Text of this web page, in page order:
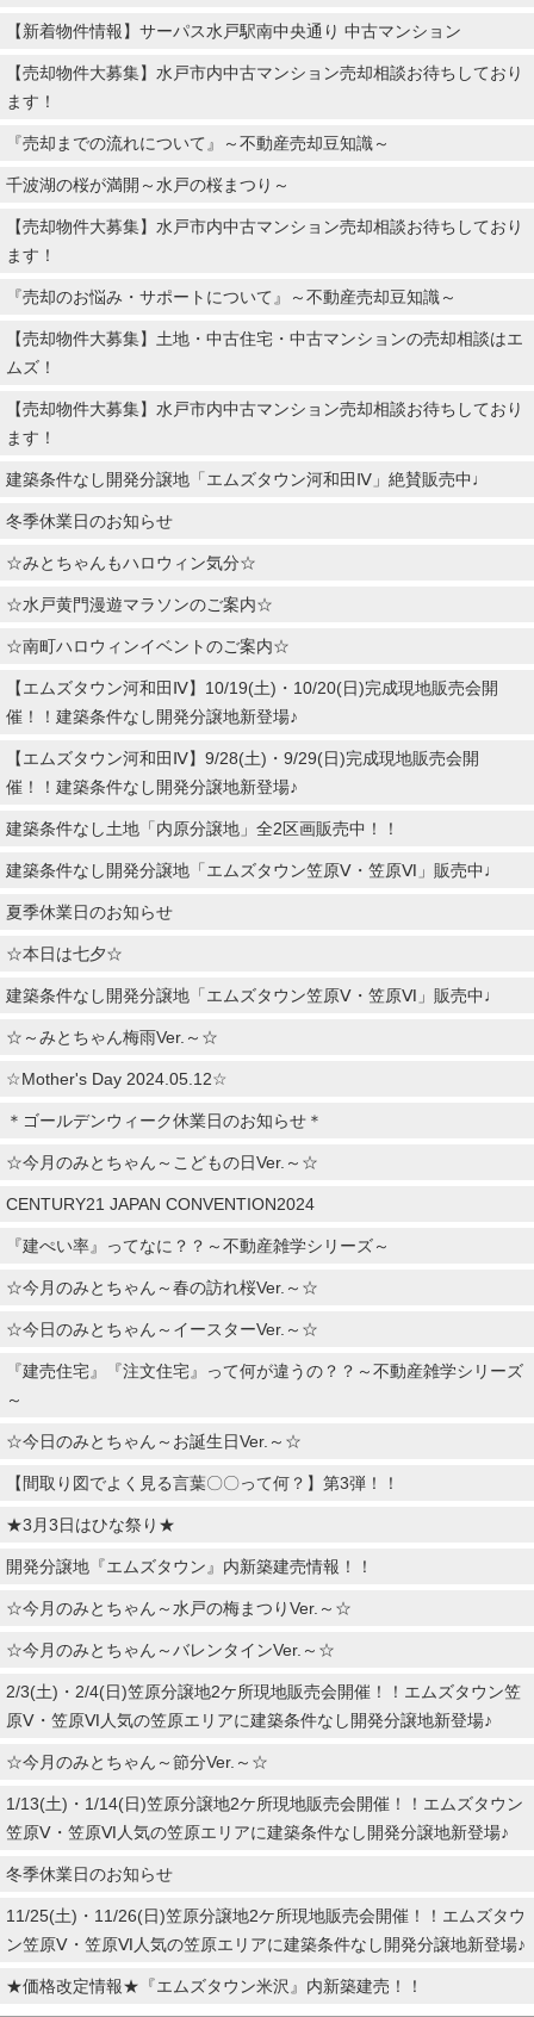
【新着物件情報】サーパス水戸駅南中央通り 中古マンション
【売却物件大募集】水戸市内中古マンション売却相談お待ちしており
ます！
『売却までの流れについて』～不動産売却豆知識～
千波湖の桜が満開～水戸の桜まつり～
【売却物件大募集】水戸市内中古マンション売却相談お待ちしており
ます！
『売却のお悩み・サポートについて』～不動産売却豆知識～
【売却物件大募集】土地・中古住宅・中古マンションの売却相談はエ
ムズ！
【売却物件大募集】水戸市内中古マンション売却相談お待ちしており
ます！
建築条件なし開発分譲地「エムズタウン河和田Ⅳ」絶賛販売中♩
冬季休業日のお知らせ
☆みとちゃんもハロウィン気分☆
☆水戸黄門漫遊マラソンのご案内☆
☆南町ハロウィンイベントのご案内☆
【エムズタウン河和田Ⅳ】10/19(土)・10/20(日)完成現地販売会開
催！！建築条件なし開発分譲地新登場♪
【エムズタウン河和田Ⅳ】9/28(土)・9/29(日)完成現地販売会開
催！！建築条件なし開発分譲地新登場♪
建築条件なし土地「内原分譲地」全2区画販売中！！
建築条件なし開発分譲地「エムズタウン笠原Ⅴ・笠原Ⅵ」販売中♩
夏季休業日のお知らせ
☆本日は七夕☆
建築条件なし開発分譲地「エムズタウン笠原Ⅴ・笠原Ⅵ」販売中♩
☆～みとちゃん梅雨Ver.～☆
☆Mother's Day 2024.05.12☆
＊ゴールデンウィーク休業日のお知らせ＊
☆今月のみとちゃん～こどもの日Ver.～☆
CENTURY21 JAPAN CONVENTION2024
『建ぺい率』ってなに？？～不動産雑学シリーズ～
☆今月のみとちゃん～春の訪れ桜Ver.～☆
☆今日のみとちゃん～イースターVer.～☆
『建売住宅』『注文住宅』って何が違うの？？～不動産雑学シリーズ
～
☆今日のみとちゃん～お誕生日Ver.～☆
【間取り図でよく見る言葉〇〇って何？】第3弾！！
★3月3日はひな祭り★
開発分譲地『エムズタウン』内新築建売情報！！
☆今月のみとちゃん～水戸の梅まつりVer.～☆
☆今月のみとちゃん～バレンタインVer.～☆
2/3(土)・2/4(日)笠原分譲地2ケ所現地販売会開催！！エムズタウン笠
原Ⅴ・笠原Ⅵ人気の笠原エリアに建築条件なし開発分譲地新登場♪
☆今月のみとちゃん～節分Ver.～☆
1/13(土)・1/14(日)笠原分譲地2ケ所現地販売会開催！！エムズタウン
笠原Ⅴ・笠原Ⅵ人気の笠原エリアに建築条件なし開発分譲地新登場♪
冬季休業日のお知らせ
11/25(土)・11/26(日)笠原分譲地2ケ所現地販売会開催！！エムズタウ
ン笠原Ⅴ・笠原Ⅵ人気の笠原エリアに建築条件なし開発分譲地新登場♪
★価格改定情報★『エムズタウン米沢』内新築建売！！